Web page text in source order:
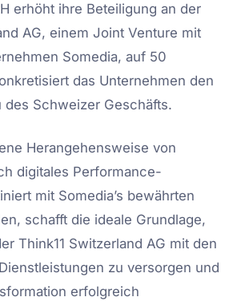
erhöht ihre Beteiligung an der
AG, einem Joint Venture mit
Somedia, auf 50
das Unternehmen den
des Schweizer Geschäfts.
Herangehensweise von
digitales Performance-
mit Somedia’s bewährten
schafft die ideale Grundlage,
Think11 Switzerland AG mit den
zu versorgen und
erfolgreich